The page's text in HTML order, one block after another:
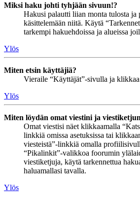
Miksi haku johti tyhjään sivuun!?
Hakusi palautti liian monta tulosta
käsittelemään niitä. Käytä
tarkempi hakuehdoissa ja alueissa
Ylös
Miten etsin käyttäjiä?
Vieraile “Käyttäjät”-sivulla ja
Ylös
Miten löydän omat viestini ja
Omat viestisi näet klikkaamalla
linkkiä omissa asetuksissa tai
viesteistä”-linkkiä omalla
“Pikalinkit”-valikkoa foorumin
viestiketjuja, käytä tarkennettua
haluamallasi tavalla.
Ylös